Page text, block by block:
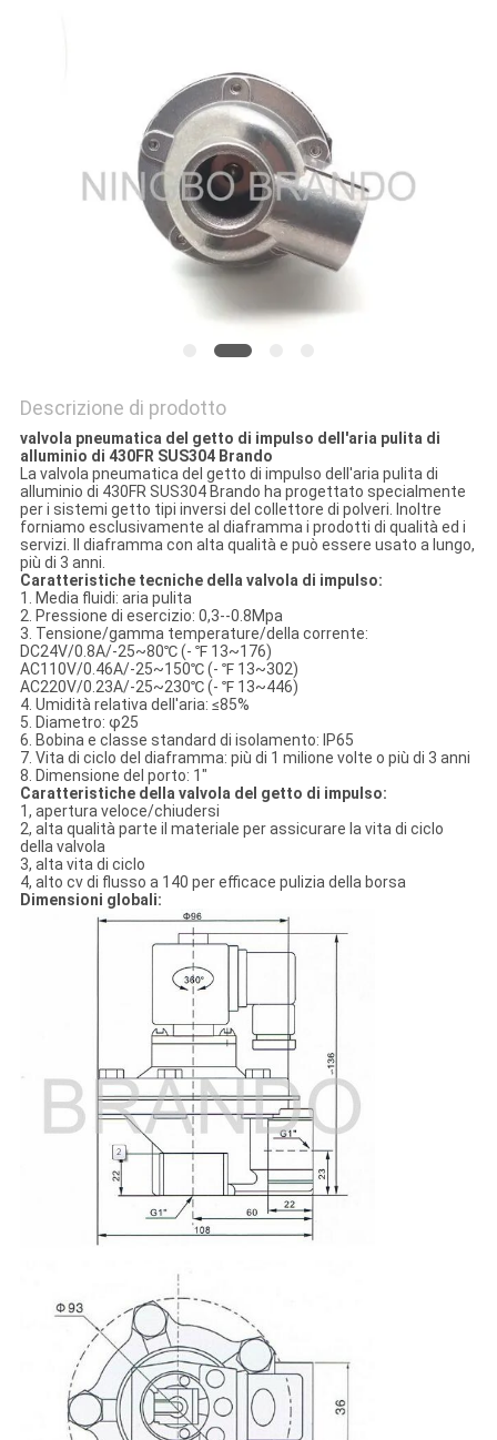
PRIVACY
Descrizione di prodotto
valvola pneumatica del getto di impulso dell'aria pulita di
alluminio di 430FR SUS304 Brando
La valvola pneumatica del getto di impulso dell'aria pulita di
alluminio di 430FR SUS304 Brando ha progettato specialmente
per i sistemi getto tipi inversi del collettore di polveri. Inoltre
forniamo esclusivamente al diaframma i prodotti di qualità ed i
servizi. Il diaframma con alta qualità e può essere usato a lungo,
più di 3 anni.
Caratteristiche tecniche della valvola di impulso:
1. Media fluidi: aria pulita
2. Pressione di esercizio: 0,3--0.8Mpa
3. Tensione/gamma temperature/della corrente:
DC24V/0.8A/-25~80℃ (- ℉ 13~176)
AC110V/0.46A/-25~150℃ (- ℉ 13~302)
AC220V/0.23A/-25~230℃ (- ℉ 13~446)
4. Umidità relativa dell'aria: ≤85%
5. Diametro: φ25
6. Bobina e classe standard di isolamento: IP65
7. Vita di ciclo del diaframma: più di 1 milione volte o più di 3 anni
8. Dimensione del porto: 1"
Caratteristiche della valvola del getto di impulso:
1, apertura veloce/chiudersi
2, alta qualità parte il materiale per assicurare la vita di ciclo
della valvola
3, alta vita di ciclo
4, alto cv di flusso a 140 per efficace pulizia della borsa
Dimensioni globali: